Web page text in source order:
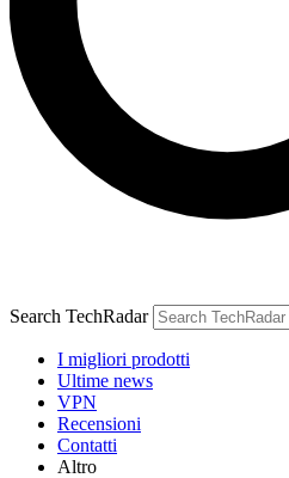
Search TechRadar
I migliori prodotti
Ultime news
VPN
Recensioni
Contatti
Altro